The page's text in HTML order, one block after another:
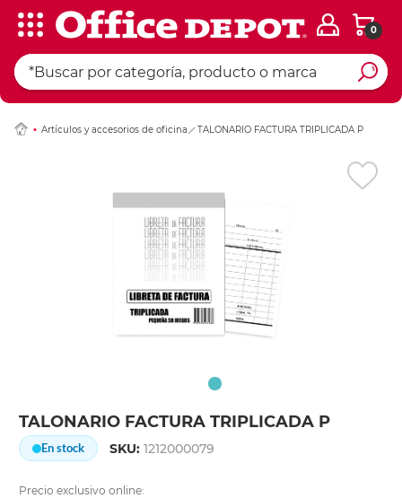
0
Artículos y accesorios de oficina TALONARIO FACTURA TRIPLICADA P
TALONARIO FACTURA TRIPLICADA P
En stock SKU:1212000079
Precio exclusivo online:
Ingresar Codigo